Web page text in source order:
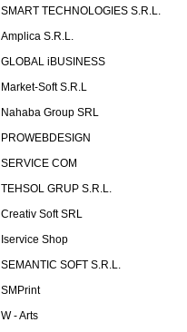
SMART TECHNOLOGIES S.R.L.
Amplica S.R.L.
GLOBAL iBUSINESS
Market-Soft S.R.L
Nahaba Group SRL
PROWEBDESIGN
SERVICE COM
TEHSOL GRUP S.R.L.
Creativ Soft SRL
Iservice Shop
SEMANTIC SOFT S.R.L.
SMPrint
W - Arts